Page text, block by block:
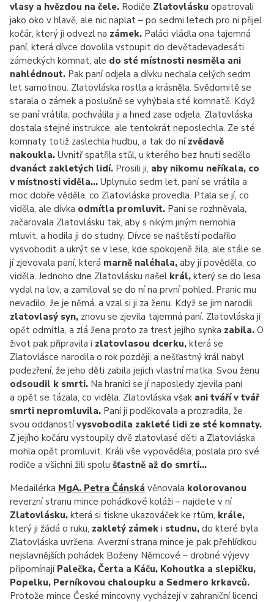
vlasy a hvězdou na čele. Rodiče Zlatovlásku opatrovali
jako oko v hlavě, ale nic naplat – po sedmi letech pro ni přijel
kočár, který ji odvezl na zámek. Paláci vládla ona tajemná
paní, která dívce dovolila vstoupit do devětadevadesáti
zámeckých komnat, ale do sté místnosti nesměla ani
nahlédnout. Pak paní odjela a dívku nechala celých sedm
let samotnou. Zlatovláska rostla a krásněla. Svědomitě se
starala o zámek a poslušně se vyhýbala sté komnatě. Když
se paní vrátila, pochválila ji a hned zase odjela. Zlatovláska
dostala stejné instrukce, ale tentokrát neposlechla. Ze sté
komnaty totiž zaslechla hudbu, a tak do ní zvědavě
nakoukla. Uvnitř spatřila stůl, u kterého bez hnutí sedělo
dvanáct zakletých lidí. Prosili ji, aby nikomu neříkala, co
v místnosti viděla… Uplynulo sedm let, paní se vrátila a
moc dobře věděla, co Zlatovláska provedla. Ptala se jí, co
viděla, ale dívka odmítla promluvit. Paní se rozhněvala,
začarovala Zlatovlásku tak, aby s nikým jiným nemohla
mluvit, a hodila ji do studny. Dívce se naštěstí podařilo
vysvobodit a ukrýt se v lese, kde spokojeně žila, ale stále se
jí zjevovala paní, která marně naléhala, aby jí pověděla, co
viděla. Jednoho dne Zlatovlásku našel král, který se do lesa
vydal na lov, a zamiloval se do ní na první pohled. Pranic mu
nevadilo, že je němá, a vzal si ji za ženu. Když se jim narodil
zlatovlasý syn, znovu se zjevila tajemná paní. Zlatovláska ji
opět odmítla, a zlá žena proto za trest jejího synka zabila. O
život pak připravila i zlatovlasou dcerku, která se
Zlatovlásce narodila o rok později, a nešťastný král nabyl
podezření, že jeho děti zabila jejich vlastní matka. Svou ženu
odsoudil k smrti. Na hranici se jí naposledy zjevila paní
a opět se tázala, co viděla. Zlatovláska však ani tváří v tvář
smrti nepromluvila. Paní jí poděkovala a prozradila, že
svou oddanostívysvobodila zakleté lidi ze sté komnaty.
Z jejího kočáru vystoupily dvě zlatovlasé děti a Zlatovláska
mohla opět promluvit. Králi vše vypověděla, poslala pro své
rodiče a všichni žili spolu šťastně až do smrti…
Medailérka MgA. Petra Čánská věnovala kolorovanou
reverzní stranu mince pohádkové koláži – najdete v ní
Zlatovlásku, která si tiskne ukazováček ke rtům, krále,
který ji žádá o ruku, zakletý zámek i studnu, do které byla
Zlatovláska uvržena. Averzní strana mince je pak přehlídkou
nejslavnějších pohádek Boženy Němcové – drobné výjevy
připomínají Palečka, Čerta a Káču, Kohoutka a slepičku,
Popelku, Perníkovou chaloupku a Sedmero krkavců.
Protože mince České mincovny vycházejí v zahraniční licenci